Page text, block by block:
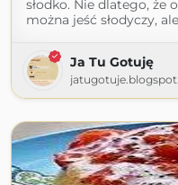
słodko. Nie dlatego, że
można jeść słodyczy,
Ja Tu Gotuję